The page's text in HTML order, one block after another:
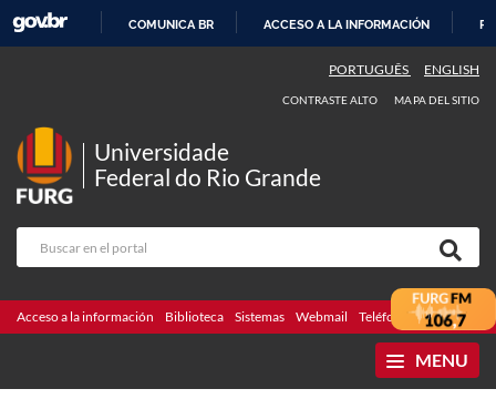
CONTENIDO
COMUNICA BR ACCESO A LA INFORMACIÓN
PORTUGUÊS ENGLISH
CONTRASTE ALTO MAPA DEL SITIO
Universidade
Federal do Rio Grande
Acceso a la información Biblioteca Sistemas Webmail Teléfonos Licitaciones
MENU